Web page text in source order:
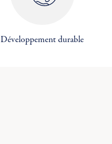
Développement durable